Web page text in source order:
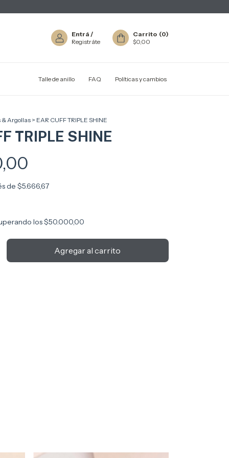
Entrá /
Registráte
Carrito (0)
$0,00
Talle de anillo FAQ Políticas y cambios
& Argollas > EAR CUFF TRIPLE SHINE
TRIPLE SHINE
de $5.666,67
los$50.000,00